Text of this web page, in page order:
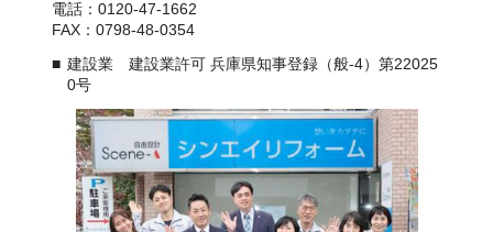
電話：0120-47-1662
FAX：0798-48-0354
建設業 建設業許可 兵庫県知事登録（般-4）第22025
0号